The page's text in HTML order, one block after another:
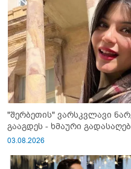
"შერბეთის" ვარსკვლავი
გააგდეს - ხმაური
03.08.2026